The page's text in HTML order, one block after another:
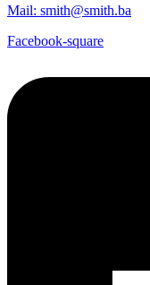
Mail: smith@smith.ba
Facebook-square